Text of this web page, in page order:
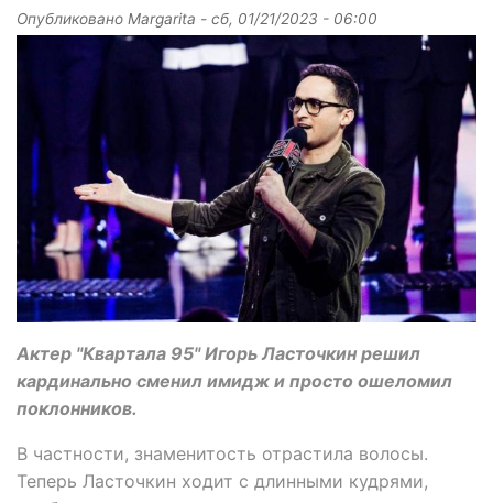
Опубликовано Margarita - сб, 01/21/2023 - 06:00
Актер "Квартала 95" Игорь Ласточкин решил
кардинально сменил имидж и просто ошеломил
поклонников.
В частности, знаменитость отрастила волосы.
Теперь Ласточкин ходит с длинными кудрями,